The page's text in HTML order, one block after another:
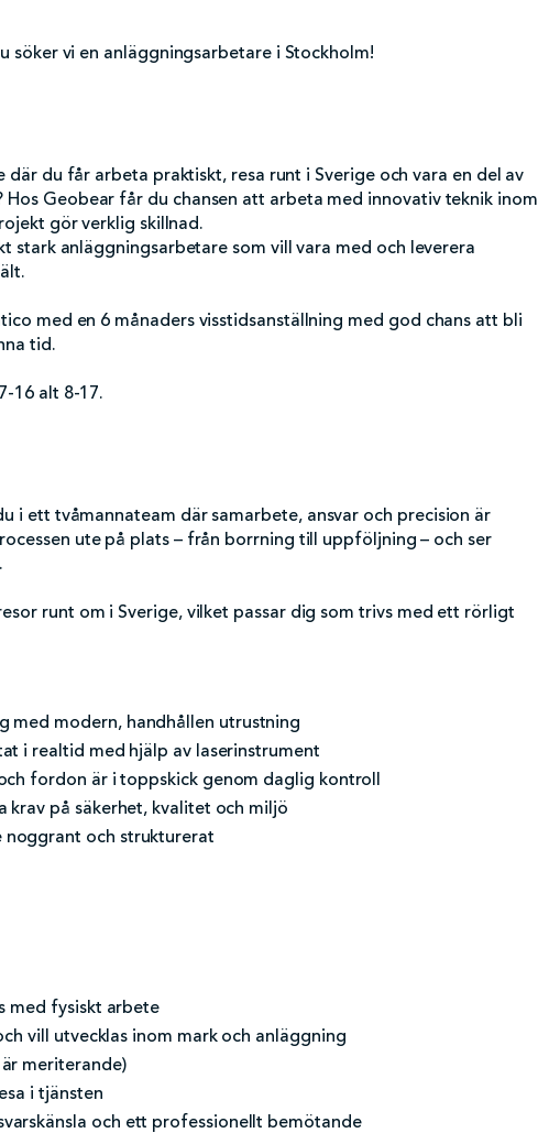
söker vi en anläggningsarbetare i Stockholm!
du får arbeta praktiskt, resa runt i Sverige och vara en del av
Hos Geobear får du chansen att arbeta med innovativ teknik inom
gör verklig skillnad.
stark anläggningsarbetare som vill vara med och leverera
med en 6 månaders visstidsanställning med god chans att bli
tid.
16 alt 8-17.
i ett tvåmannateam där samarbete, ansvar och precision är
ute på plats – från borrning till uppföljning – och ser
runt om i Sverige, vilket passar dig som trivs med ett rörligt
med modern, handhållen utrustning
i realtid med hjälp av laserinstrument
fordon är i toppskick genom daglig kontroll
krav på säkerhet, kvalitet och miljö
och strukturerat
med fysiskt arbete
vill utvecklas inom mark och anläggning
meriterande)
i tjänsten
och ett professionellt bemötande